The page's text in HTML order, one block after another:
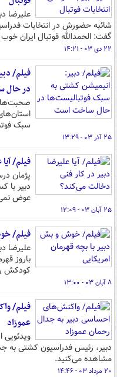
علیرضا
شائبه حضورش در انتخابات
گفت: الحمدالله فوتبال ایران
۲۲ دی ۰۳ - ۱۴:۲۱
فیلم/
در
سبک
۲۵ آذر ۰۳ - ۱۳:۲۹
فیلم/
پژمان
دبیر با
عوض
۲۵ آبان ۰۳ - ۱۲:۰۹
فیلم/
علیرضا
باروز
کودکش
۸ آبان ۰۳ - ۱۳:۰۰
فیلم/
عموزاد
دبیر، رئیس فدراسیون کشتی به
مشاهده می‌کنید.
۲۰ مرداد ۰۳ - ۱۴:۴۶